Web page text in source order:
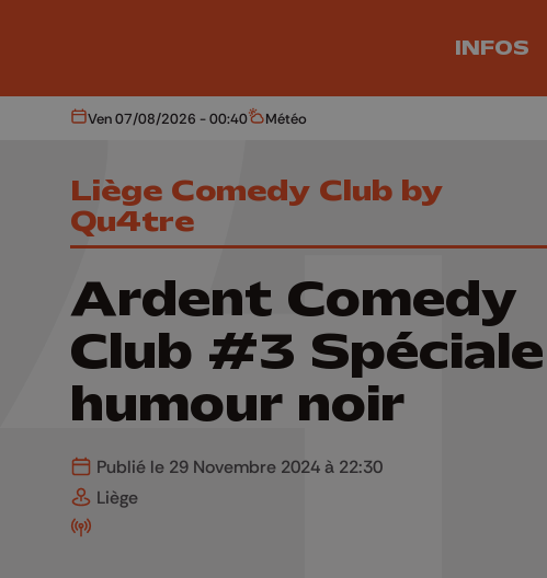
INFOS
Aujourd'hui
Ven 07/08/2026 - 00:40 Météo
Météo
Liège Comedy Club by
Qu4tre
Ardent Comedy
Club #3 Spéciale
humour noir
Publié le 29 Novembre 2024 à 22:30
Liège